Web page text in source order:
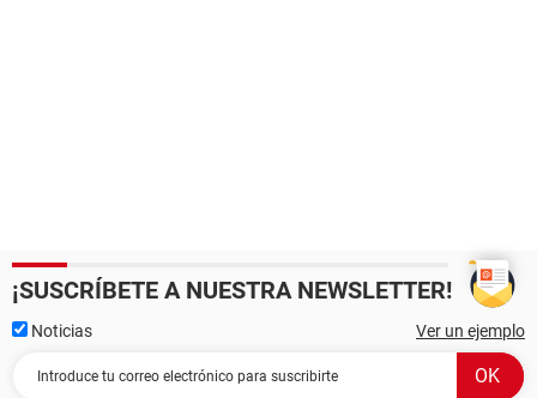
¡SUSCRÍBETE A NUESTRA NEWSLETTER!
Noticias Ver un ejemplo